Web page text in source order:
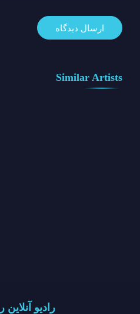
Similar Artists
رادیو آنلاین